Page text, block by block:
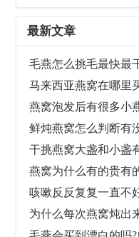
最新文章
马来西亚燕窝在哪里
咳嗽反反复复一直不